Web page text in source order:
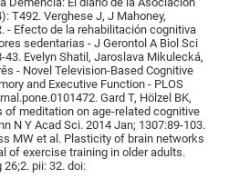
T492. Verghese J, J Mahoney,
- Efecto de la rehabilitación cognitiva
sedentarias - J Gerontol A Biol Sci
Evelyn Shatil, Jaroslava Mikulecká,
- Novel Television-Based Cognitive
and Executive Function - PLOS
Gard T, Hölzel BK,
of meditation on age-related cognitive
N Y Acad Sci. 2014 Jan; 1307:89-103.
MW et al. Plasticity of brain networks
of exercise training in older adults.
pii: 32. doi: